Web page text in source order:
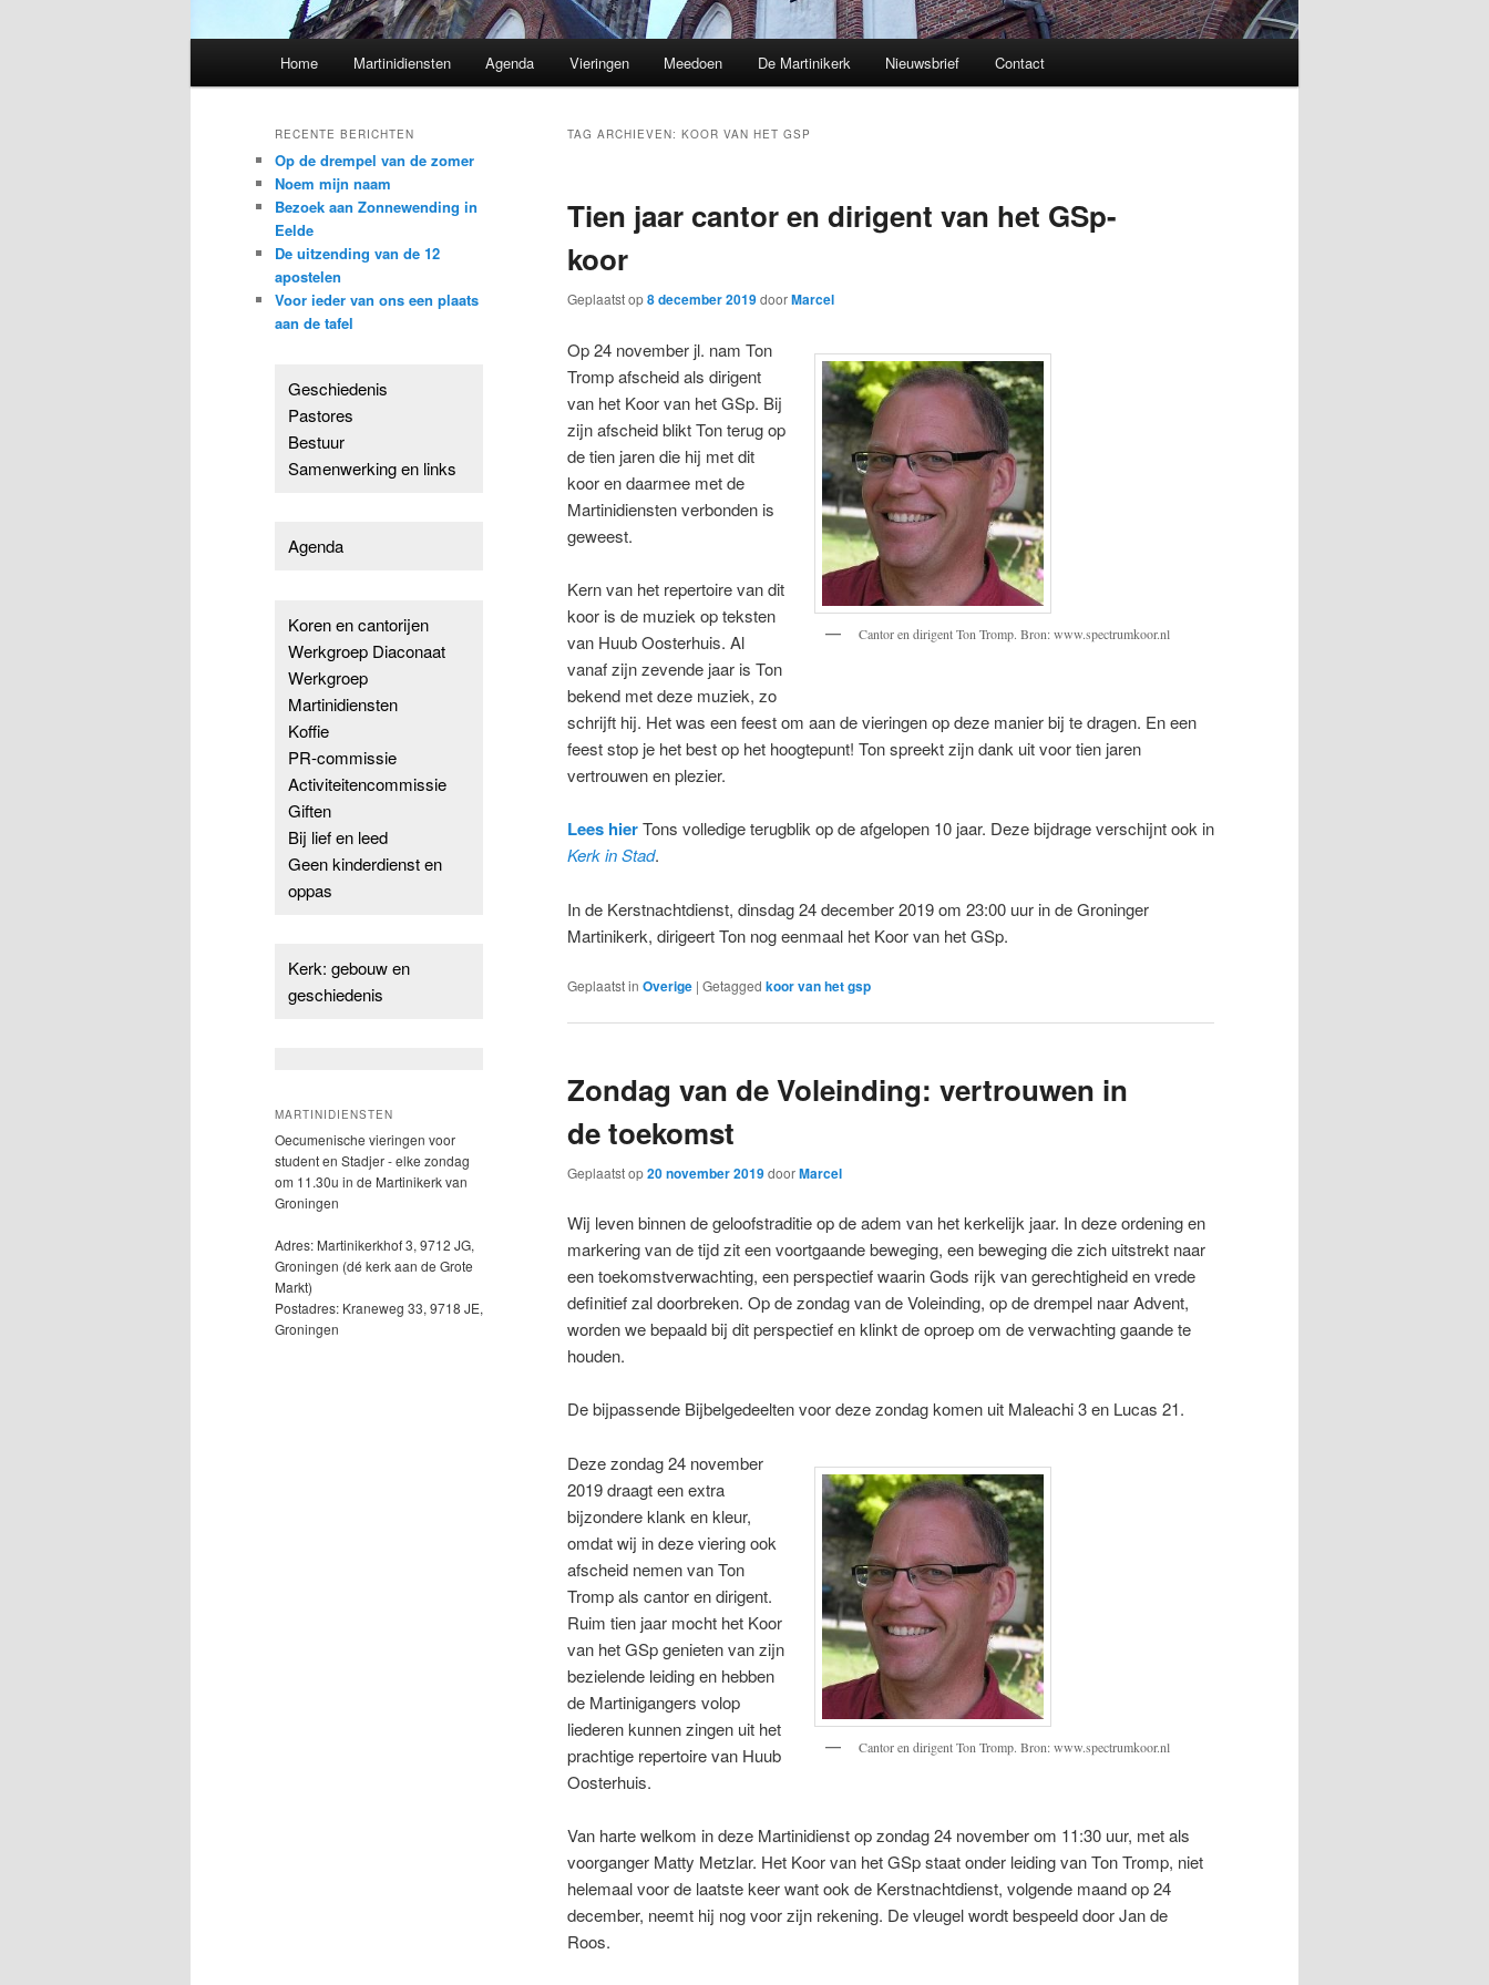
Home Martinidiensten Agenda Vieringen Meedoen De Martinikerk Nieuwsbrief Contact
TAG ARCHIEVEN: KOOR VAN HET GSP
Tien jaar cantor en dirigent van het GSp-
koor
Geplaatst op8 december 2019doorMarcel
Cantor en dirigent Ton Tromp. Bron: www.spectrumkoor.nl
Op 24 november jl. nam Ton
Tromp afscheid als dirigent
van het Koor van het GSp. Bij
zijn afscheid blikt Ton terug op
de tien jaren die hij met dit
koor en daarmee met de
Martinidiensten verbonden is
geweest.
Kern van het repertoire van dit
koor is de muziek op teksten
van Huub Oosterhuis. Al
vanaf zijn zevende jaar is Ton
bekend met deze muziek, zo
schrijft hij. Het was een feest om aan de vieringen op deze manier bij te dragen. En een
feest stop je het best op het hoogtepunt! Ton spreekt zijn dank uit voor tien jaren
vertrouwen en plezier.
Lees hierTons volledige terugblik op de afgelopen 10 jaar. Deze bijdrage verschijnt ook in
Kerk in Stad.
In de Kerstnachtdienst, dinsdag 24 december 2019 om 23:00 uur in de Groninger
Martinikerk, dirigeert Ton nog eenmaal het Koor van het GSp.
Geplaatst in Overige | Getagged koor van het gsp
Zondag van de Voleinding: vertrouwen in
de toekomst
Geplaatst op20 november 2019doorMarcel
Wij leven binnen de geloofstraditie op de adem van het kerkelijk jaar. In deze ordening en
markering van de tijd zit een voortgaande beweging, een beweging die zich uitstrekt naar
een toekomstverwachting, een perspectief waarin Gods rijk van gerechtigheid en vrede
definitief zal doorbreken. Op de zondag van de Voleinding, op de drempel naar Advent,
worden we bepaald bij dit perspectief en klinkt de oproep om de verwachting gaande te
houden.
De bijpassende Bijbelgedeelten voor deze zondag komen uit Maleachi 3 en Lucas 21.
Cantor en dirigent Ton Tromp. Bron: www.spectrumkoor.nl
Deze zondag 24 november
2019 draagt een extra
bijzondere klank en kleur,
omdat wij in deze viering ook
afscheid nemen van Ton
Tromp als cantor en dirigent.
Ruim tien jaar mocht het Koor
van het GSp genieten van zijn
bezielende leiding en hebben
de Martinigangers volop
liederen kunnen zingen uit het
prachtige repertoire van Huub
Oosterhuis.
Van harte welkom in deze Martinidienst op zondag 24 november om 11:30 uur, met als
voorganger Matty Metzlar. Het Koor van het GSp staat onder leiding van Ton Tromp, niet
helemaal voor de laatste keer want ook de Kerstnachtdienst, volgende maand op 24
december, neemt hij nog voor zijn rekening. De vleugel wordt bespeeld door Jan de
Roos.
RECENTE BERICHTEN
Op de drempel van de zomer
Noem mijn naam
Bezoek aan Zonnewending in
Eelde
De uitzending van de 12
apostelen
Voor ieder van ons een plaats
aan de tafel
Geschiedenis
Pastores
Bestuur
Samenwerking en links
Agenda
Koren en cantorijen
Werkgroep Diaconaat
Werkgroep
Martinidiensten
Koffie
PR-commissie
Activiteitencommissie
Giften
Bij lief en leed
Geen kinderdienst en
oppas
Kerk: gebouw en
geschiedenis
MARTINIDIENSTEN
Oecumenische vieringen voor
student en Stadjer - elke zondag
om 11.30u in de Martinikerk van
Groningen
Adres: Martinikerkhof 3, 9712 JG,
Groningen (dé kerk aan de Grote
Markt)
Postadres: Kraneweg 33, 9718 JE,
Groningen